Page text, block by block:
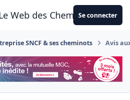
Web des CheminotsSe connecter
SNCF & ses cheminots Avis